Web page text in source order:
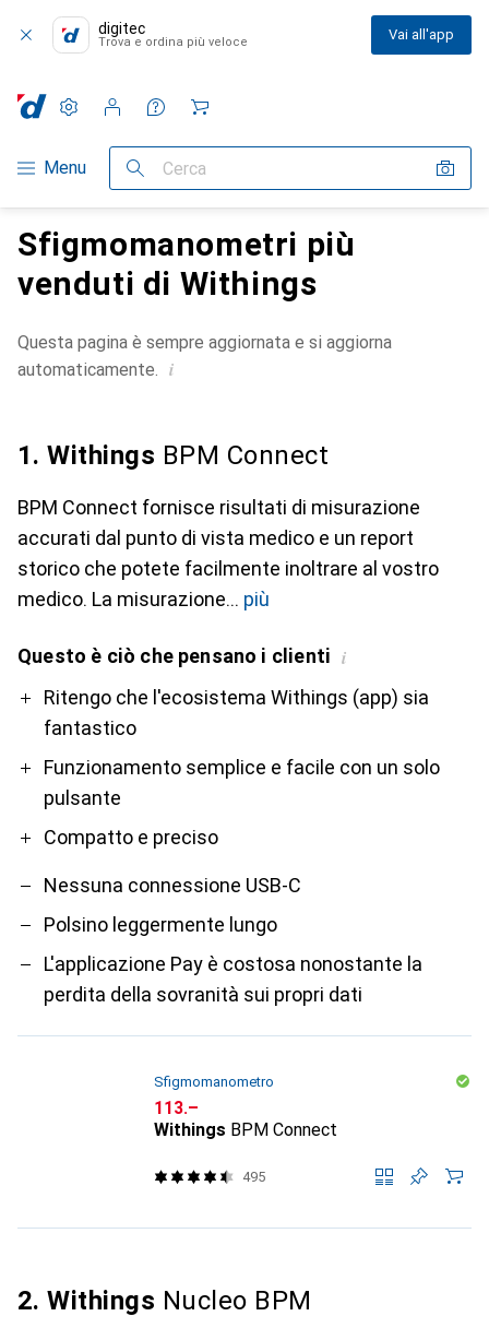
digitec
Trova e ordina più veloce Vai all'app
Categoria Navigazione
Menu Cerca
Impostazioni
Conto cliente
Liste di confronto
Liste dei desideri
Carrello
Sfigmomanometri più
venduti di Withings
Questa pagina è sempre aggiornata e si aggiorna
automaticamente. i
1. Withings BPM Connect
BPM Connect fornisce risultati di misurazione
accurati dal punto di vista medico e un report
storico che potete facilmente inoltrare al vostro
medico. La misurazione
più
Questo è ciò che pensano i clienti i
ProRitengo che l'ecosistema Withings (app) sia
fantastico
Funzionamento semplice e facile con un solo
pulsante
Compatto e preciso
Contro
Nessuna connessione USB-C
Polsino leggermente lungo
L'applicazione Pay è costosa nonostante la
perdita della sovranità sui propri dati
Sfigmomanometro
CHF
113.–
Withings BPM Connect
495
2. Withings Nucleo BPM